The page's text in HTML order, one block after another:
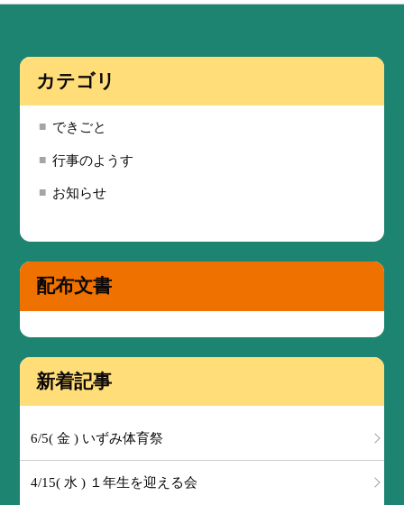
カテゴリ
できごと
行事のようす
お知らせ
配布文書
新着記事
6/5( 金 ) いずみ体育祭
4/15( 水 ) １年生を迎える会